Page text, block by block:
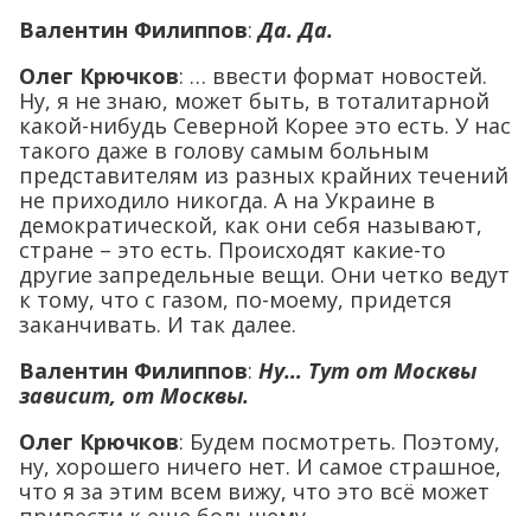
Валентин Филиппов: Да. Да.
Олег Крючков: … ввести формат новостей.
Ну, я не знаю, может быть, в тоталитарной
какой-нибудь Северной Корее это есть. У нас
такого даже в голову самым больным
представителям из разных крайних течений
не приходило никогда. А на Украине в
демократической, как они себя называют,
стране – это есть. Происходят какие-то
другие запредельные вещи. Они четко ведут
к тому, что с газом, по-моему, придется
заканчивать. И так далее.
Валентин Филиппов: Ну… Тут от Москвы
зависит, от Москвы.
Олег Крючков: Будем посмотреть. Поэтому,
ну, хорошего ничего нет. И самое страшное,
что я за этим всем вижу, что это всё может